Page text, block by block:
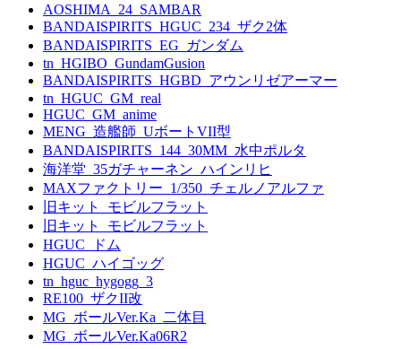
AOSHIMA_24_SAMBAR
BANDAISPIRITS_HGUC_234_ザク2体
BANDAISPIRITS_EG_ガンダム
tn_HGIBO_GundamGusion
BANDAISPIRITS_HGBD_アウンリゼアーマー
tn_HGUC_GM_real
HGUC_GM_anime
MENG_造艦師_UボートVII型
BANDAISPIRITS_144_30MM_水中ポルタ
海洋堂_35ガチャーネン_ハインリヒ
MAXファクトリー_1/350_チェルノアルファ
旧キット_モビルフラット
旧キット_モビルフラット
HGUC_ドム
HGUC_ハイゴッグ
tn_hguc_hygogg_3
RE100_ザクII改
MG_ボールVer.Ka_二体目
MG_ボールVer.Ka06R2